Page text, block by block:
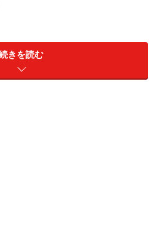
タン式に進化した新ダウ
きを読む